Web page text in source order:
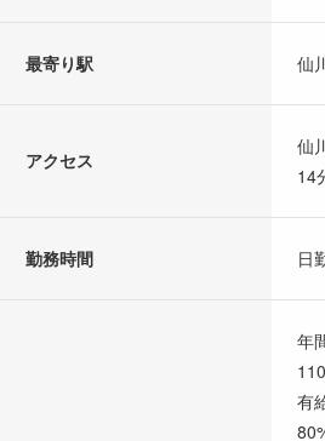
最寄り駅 仙
アクセス
仙
14
勤務時間 日
年
有